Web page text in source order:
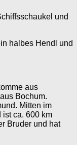
und
halbes Hendl und
aus
Bochum.
Mitten im
ist ca. 600 km
Bruder und hat